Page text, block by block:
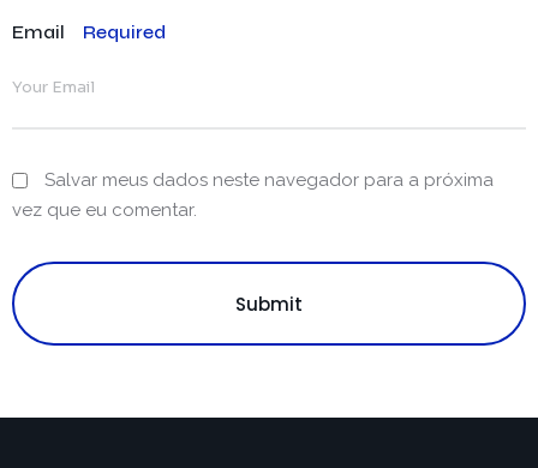
Email Required
Salvar meus dados neste navegador para a próxima
vez que eu comentar.
Submit